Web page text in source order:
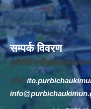
सम्पर्क विवरण
पूर्वीचौकी गाउँपालिकाको
इमेल: